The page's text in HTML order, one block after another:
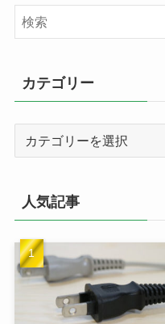
カテゴリー
ー
人気記事